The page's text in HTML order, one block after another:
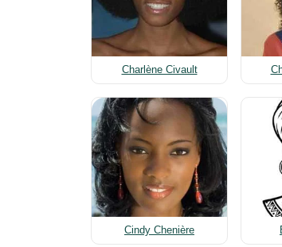
Charlène Civault
Cindy Chenière